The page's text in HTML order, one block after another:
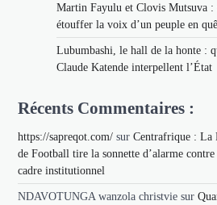
Martin Fayulu et Clovis Mutsuva :
étouffer la voix d’un peuple en
Lubumbashi, le hall de la honte :
Claude Katende interpellent l’État
Récents Commentaires :
https://sapreqot.com/ surCentrafrique : La
de Football tire la sonnette d’alarme
cadre institutionnel
NDAVOTUNGA wanzola christvie sur